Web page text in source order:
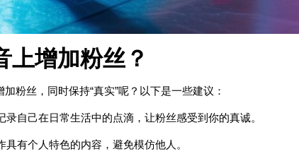
上增加粉丝？
粉丝，同时保持“真实”呢？以下是一些建议：
录自己在日常生活中的点滴，让粉丝感受到你的真诚。
具有个人特色的内容，避免模仿他人。